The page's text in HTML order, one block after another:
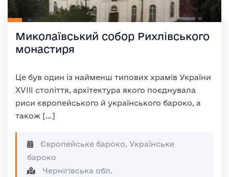
Миколаївський собор Рихлівського
монастиря
Це був один із найменш типових храмів України
XVIII століття, архітектура якого поєднувала
риси європейського й українського бароко, а
також […]
Європейське бароко, Українське
бароко
Чернігівська обл.